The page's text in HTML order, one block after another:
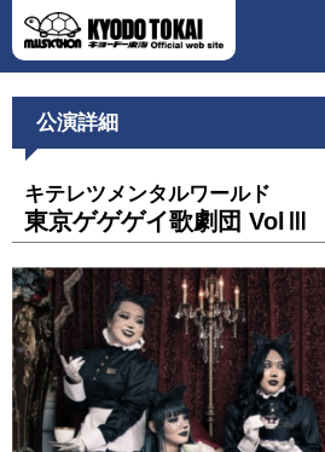
公演詳細
キテレツメンタルワールド
東京ゲゲゲイ歌劇団 VolⅢ